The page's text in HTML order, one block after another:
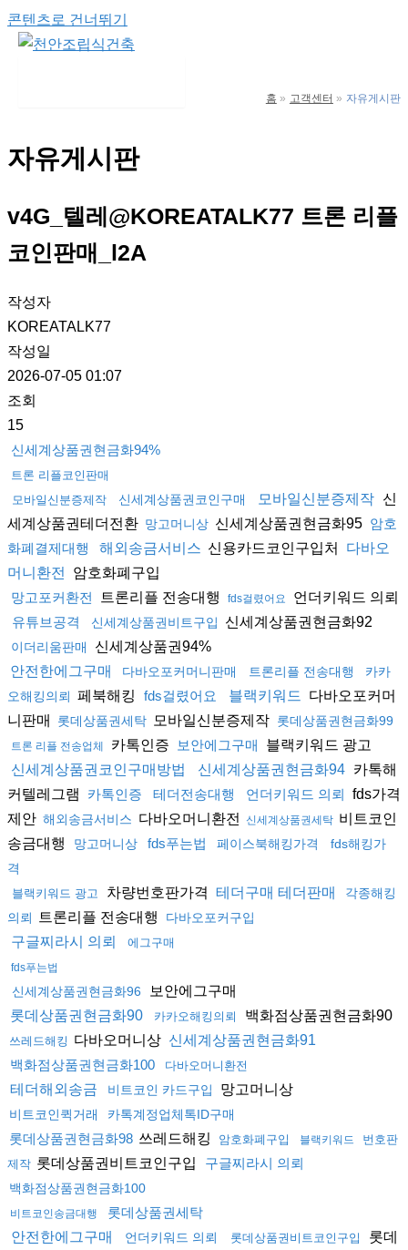
콘텐츠로 건너뛰기
홈 고객센터 자유게시판
자유게시판
v4G_텔레@KOREATALK77 트론 리플
코인판매_l2A
작성자
KOREATALK77
작성일
2026-07-05 01:07
조회
15
신세계상품권현금화94%
트론 리플코인판매
모바일신분증제작
신세계상품권코인구매 모바일신분증제작 신
세계상품권테더전환 망고머니상 신세계상품권현금화95 암호
화폐결제대행
해외송금서비스 신용카드코인구입처
다바오
머니환전
암호화폐구입
망고포커환전 트론리플 전송대행 fds걸렸어요 언더키워드 의뢰
유튜브공격 신세계상품권비트구입 신세계상품권현금화92
이더리움판매 신세계상품권94%
안전한에그구매 다바오포커머니판매 트론리플 전송대행
카카
오해킹의뢰 페북해킹 fds걸렸어요 블랙키워드 다바오포커머
니판매
롯데상품권세탁 모바일신분증제작 롯데상품권현금화99
트론 리플 전송업체 카톡인증 보안에그구매 블랙키워드 광고
신세계상품권코인구매방법 신세계상품권현금화94 카톡해
커텔레그램
카톡인증 테더전송대행 언더키워드 의뢰
fds가격
제안 해외송금서비스 다바오머니환전 신세계상품권세탁 비트코인
송금대행
망고머니상 fds푸는법 페이스북해킹가격
fds해킹가
격
블랙키워드 광고 차량번호판가격 테더구매 테더판매
각종해킹
의뢰
트론리플 전송대행 다바오포커구입
구글찌라시 의뢰 에그구매
fds푸는법
신세계상품권현금화96 보안에그구매
롯데상품권현금화90 카카오해킹의뢰 백화점상품권현금화90
쓰레드해킹 다바오머니상 신세계상품권현금화91
백화점상품권현금화100
다바오머니환전
테더해외송금 비트코인 카드구입 망고머니상
비트코인퀵거래 카톡계정업체톡ID구매
롯데상품권현금화98 쓰레드해킹 암호화폐구입 블랙키워드
번호판
제작 롯데상품권비트코인구입 구글찌라시 의뢰
백화점상품권현금화100
비트코인송금대행
롯데상품권세탁
안전한에그구매
언더키워드 의뢰 롯데상품권비트코인구입
롯데